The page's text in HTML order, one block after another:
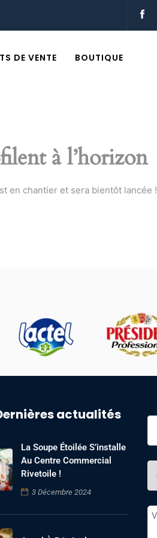
DE VENTE BOUTIQUE
à l’horizon
en chantier et sera bientôt lancée !
actualités
La Soupe Étoilée S’installe
Au Centre Commercial
Rivetoile !
3 Décembre 2024